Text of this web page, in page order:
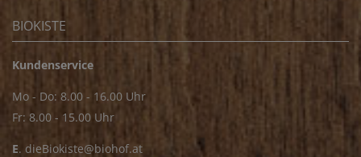
BIOKISTE
Kundenservice
Mo - Do: 8.00 - 16.00 Uhr
Fr: 8.00 - 15.00 Uhr
E. dieBiokiste@biohof.at